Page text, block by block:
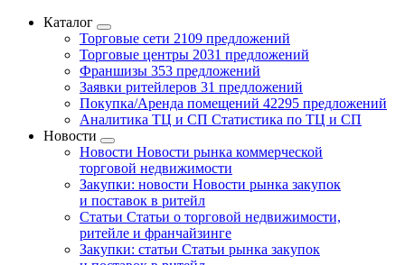
Каталог
Торговые сети 2109 предложений
Торговые центры 2031 предложений
Франшизы 353 предложений
Заявки ритейлеров 31 предложений
Покупка/Аренда помещений 42295 предложений
Аналитика ТЦ и СП Статистика по ТЦ и СП
Новости
Новости Новости рынка коммерческой
торговой недвижимости
Закупки: новости Новости рынка закупок
и поставок в ритейл
Статьи Статьи о торговой недвижимости,
ритейле и франчайзинге
Закупки: статьи Статьи рынка закупок